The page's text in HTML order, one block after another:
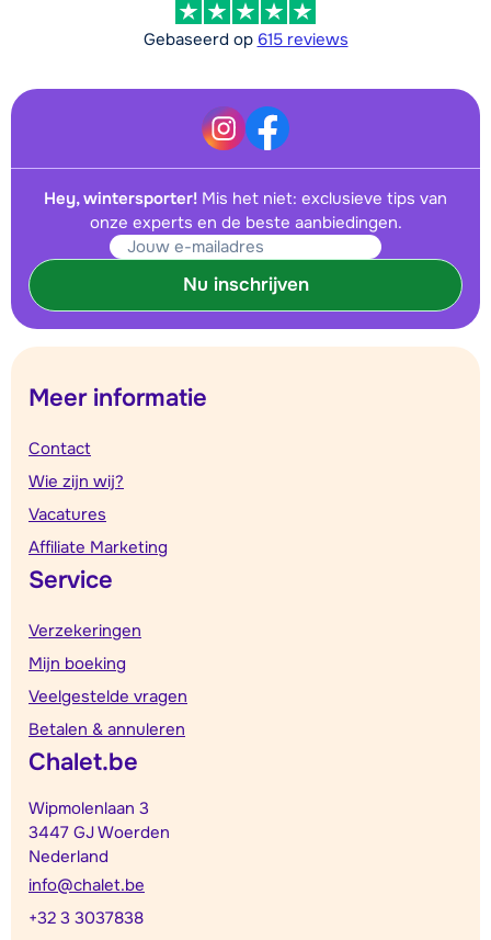
Gebaseerd op 615 reviews
Hey, wintersporter! Mis het niet: exclusieve tips van
onze experts en de beste aanbiedingen.
Nu inschrijven
Meer informatie
Contact
Wie zijn wij?
Vacatures
Affiliate Marketing
Service
Verzekeringen
Mijn boeking
Veelgestelde vragen
Betalen & annuleren
Chalet.be
Wipmolenlaan 3
3447 GJ Woerden
Nederland
info@chalet.be
+32 3 3037838